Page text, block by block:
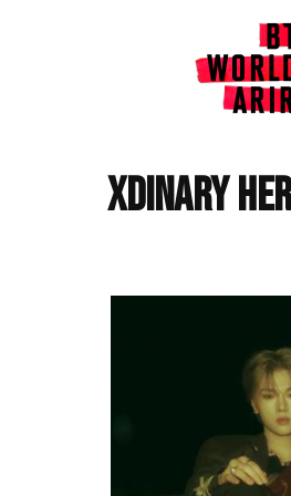
Xdinary